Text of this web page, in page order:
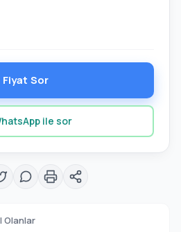
Olanlar
Fiyat Sor
ile sor